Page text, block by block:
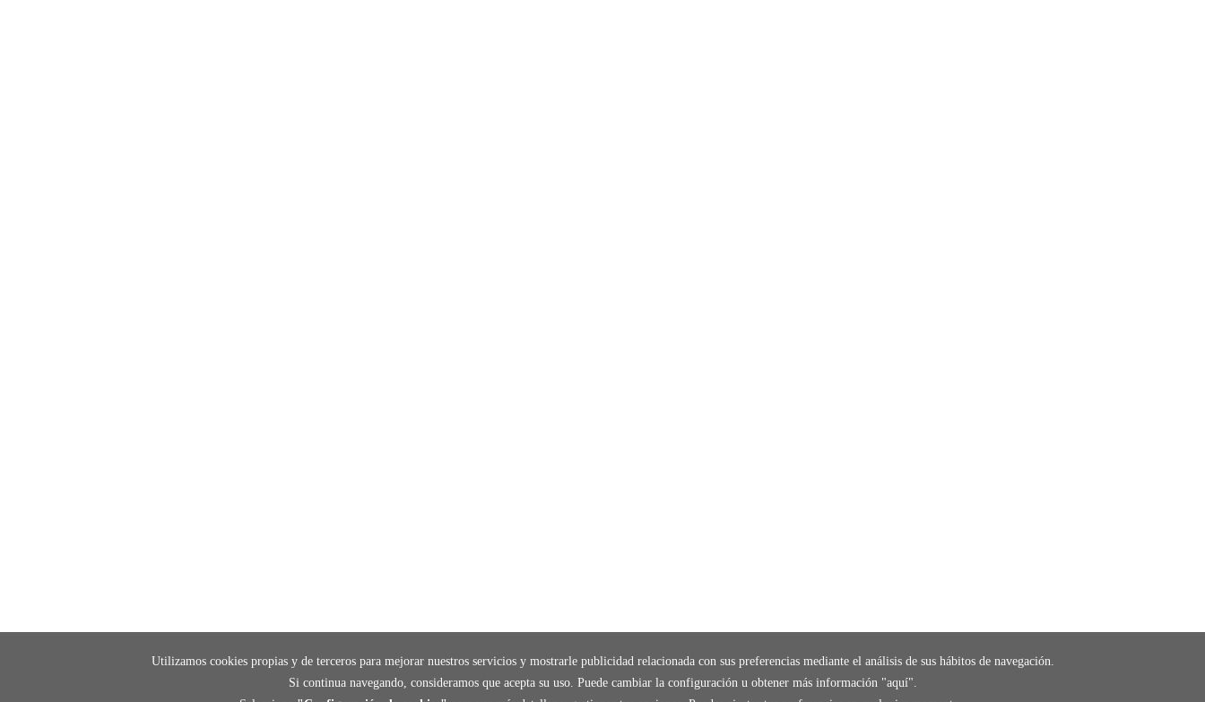
Utilizamos cookies propias y de terceros para mejorar nuestros servicios y mostrarle publicidad relacionada con sus preferencias mediante el análisis de sus hábitos de navegación.
Si continua navegando, consideramos que acepta su uso. Puede cambiar la configuración u obtener más información "aquí".